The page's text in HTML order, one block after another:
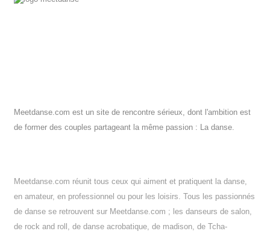
Meetdanse.com est un site de rencontre sérieux, dont l'ambition est
de former des couples partageant la même passion : La danse.
Meetdanse.com réunit tous ceux qui aiment et pratiquent la danse,
en amateur, en professionnel ou pour les loisirs. Tous les passionnés
de danse se retrouvent sur Meetdanse.com ; les danseurs de salon,
de rock and roll, de danse acrobatique, de madison, de Tcha-